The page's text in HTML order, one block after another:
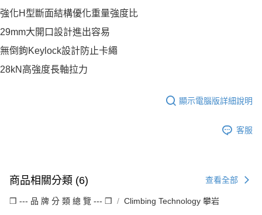
強化H型斷面結構優化重量強度比
29mm大開口設計進出容易
無倒鉤Keylock設計防止卡繩
28kN高強度長軸拉力
顯示電腦版詳細說明
客服
商品相關分類 (6) 查看全部
❒ --- 品 牌 分 類 總 覽 --- ❒ Climbing Technology 攀岩